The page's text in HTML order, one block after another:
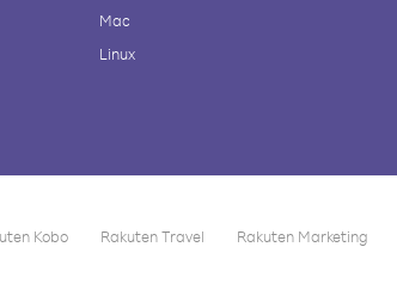
Mac
Linux
Kobo Rakuten Travel Rakuten Marketing